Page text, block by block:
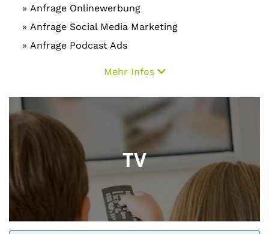
Anfrage Onlinewerbung
Anfrage Social Media Marketing
Anfrage Podcast Ads
Mehr Infos
TV